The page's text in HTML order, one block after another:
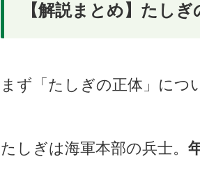
【解説まとめ】たし
まず「たしぎの正体」につ
たしぎは海軍本部の兵士。